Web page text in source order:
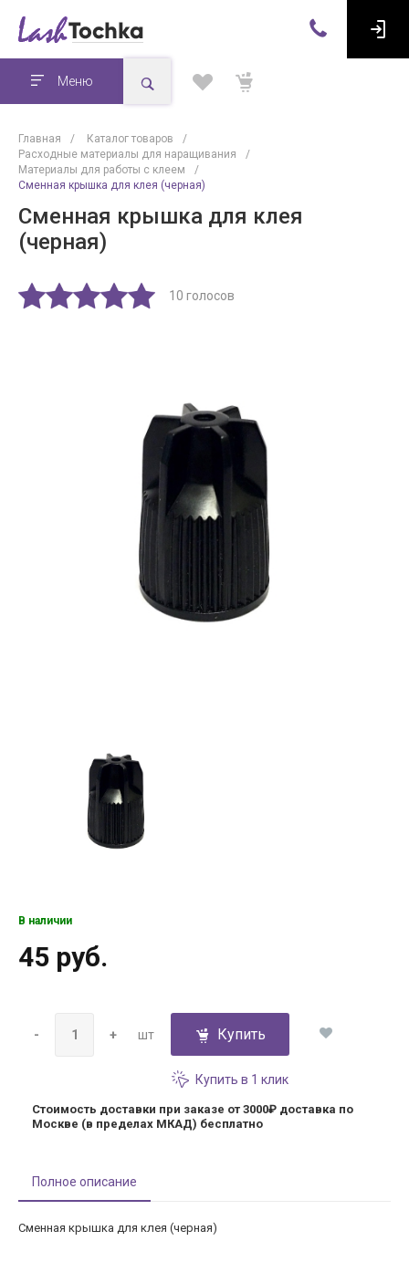
Меню
Главная / Каталог товаров
/
Расходные материалы для наращивания
/
Материалы для работы с клеем
/
Сменная крышка для клея (черная)
Сменная крышка для клея
(черная)
10 голосов
В наличии
45 руб.
- + шт Купить
Купить в 1 клик
Стоимость доставки при заказе от 3000₽ доставка по
Москве (в пределах МКАД) бесплатно
Полное описание
Сменная крышка для клея (черная)